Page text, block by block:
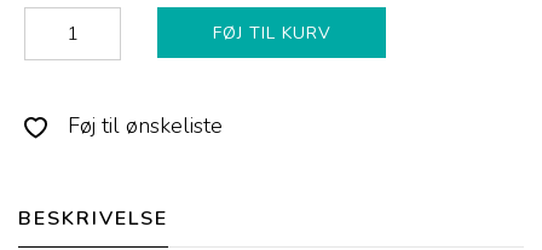
FØJ TIL KURV
Føj til ønskeliste
BESKRIVELSE